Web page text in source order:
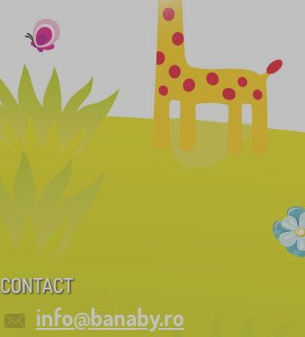
CONTACT
info@banaby.ro